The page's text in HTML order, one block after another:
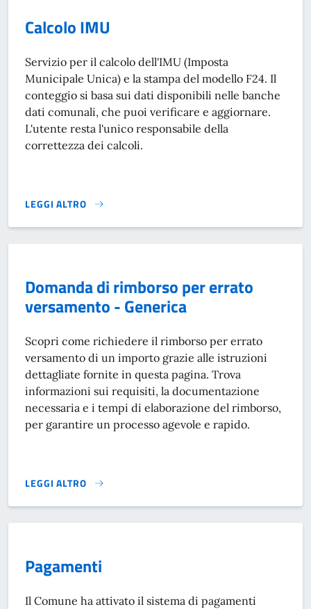
Calcolo IMU
Servizio per il calcolo dell'IMU (Imposta
Municipale Unica) e la stampa del modello F24. Il
conteggio si basa sui dati disponibili nelle banche
dati comunali, che puoi verificare e aggiornare.
L'utente resta l'unico responsabile della
correttezza dei calcoli.
LEGGI ALTRO
CALCOLO IMU}
Domanda di rimborso per errato
versamento - Generica
Scopri come richiedere il rimborso per errato
versamento di un importo grazie alle istruzioni
dettagliate fornite in questa pagina. Trova
informazioni sui requisiti, la documentazione
necessaria e i tempi di elaborazione del rimborso,
per garantire un processo agevole e rapido.
LEGGI ALTRO
DOMANDA DI RIMBORSO PER ERRATO VERSAMENTO -
Pagamenti
Il Comune ha attivato il sistema di pagamenti